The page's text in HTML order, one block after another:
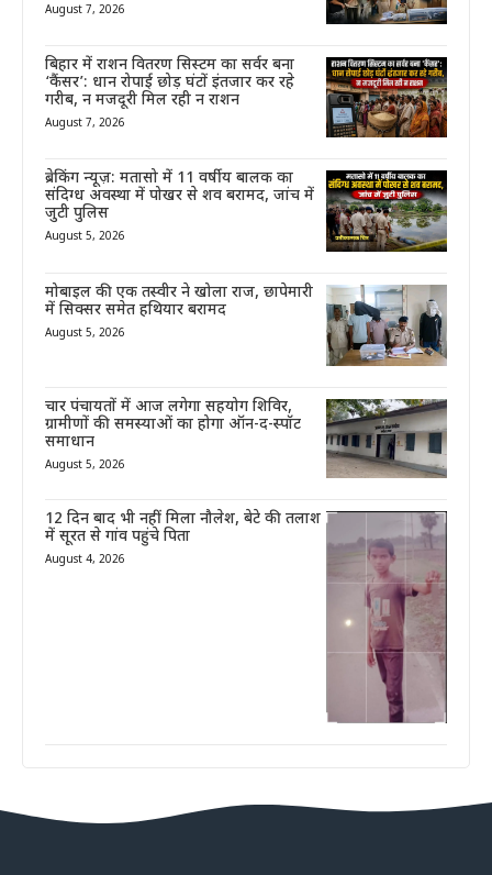
August 7, 2026
बिहार में राशन वितरण सिस्टम का सर्वर बना
‘कैंसर’: धान रोपाई छोड़ घंटों इंतजार कर रहे
गरीब, न मजदूरी मिल रही न राशन
August 7, 2026
ब्रेकिंग न्यूज़: मतासो में 11 वर्षीय बालक का
संदिग्ध अवस्था में पोखर से शव बरामद, जांच में
जुटी पुलिस
August 5, 2026
मोबाइल की एक तस्वीर ने खोला राज, छापेमारी
में सिक्सर समेत हथियार बरामद
August 5, 2026
चार पंचायतों में आज लगेगा सहयोग शिविर,
ग्रामीणों की समस्याओं का होगा ऑन-द-स्पॉट
समाधान
August 5, 2026
12 दिन बाद भी नहीं मिला नौलेश, बेटे की तलाश
में सूरत से गांव पहुंचे पिता
August 4, 2026